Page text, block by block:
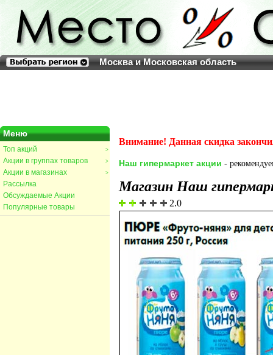
Москва и Московская область
Меню
>
Топ акций
>
Акции в группах товаров
>
Акции в магазинах
Рассылка
Обсуждаемые Акции
Популярные товары
Внимание! Данная скидка
Наш гипермаркет акции -
Магазин Наш
2.0